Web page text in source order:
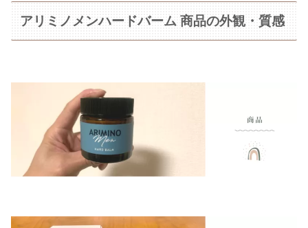
アリミノメンハードバーム 商品の外観・質感